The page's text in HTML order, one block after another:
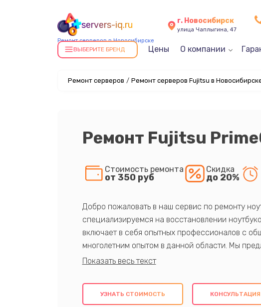
servers-iq.ru
Ремонт серверов в Новосибирске
г. Новосибирск
улица Чаплыгина, 47
ВЫБЕРИТЕ БРЕНД Цены О компании
Ремонт серверов / Ремонт серверов Fujitsu в
Ремонт Fujitsu
Стоимость ремонта
от 350 руб
Скидка
до 20%
Добро пожаловать в наш сервис по ремонту
специализируемся на восстановлении
включает в себя опытных профессионалов с
многолетним опытом в данной области. Мы
качественный ремонт с использованием
клиентам надежное и профессиональное
потребности наилучшим образом. Не медлите
УЗНАТЬ СТОИМОСТЬ КОНСУЛЬТАЦИЯ